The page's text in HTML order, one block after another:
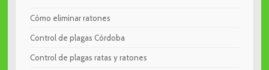
Cómo eliminar ratones
Control de plagas Córdoba
Control de plagas ratas y ratones